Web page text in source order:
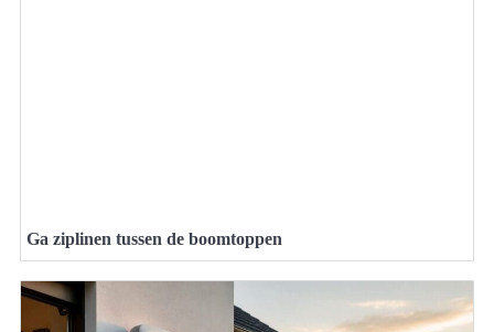
Ga ziplinen tussen de boomtoppen